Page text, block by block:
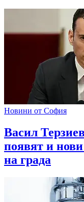
Новини от София
Васил
появят и
на града